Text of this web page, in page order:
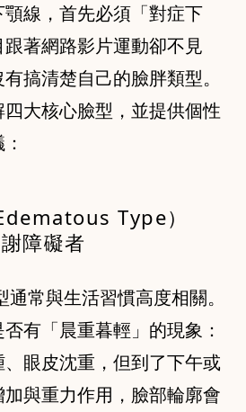
線，首先必須「對症下
著網路影片運動卻不見
搞清楚自己的臉胖類型。
大核心臉型，並提供個性
Type）
障礙者
常與生活習慣高度相關。
有「晨重暮輕」的現象：
眼皮沈重，但到了下午或
與重力作用，臉部輪廓會